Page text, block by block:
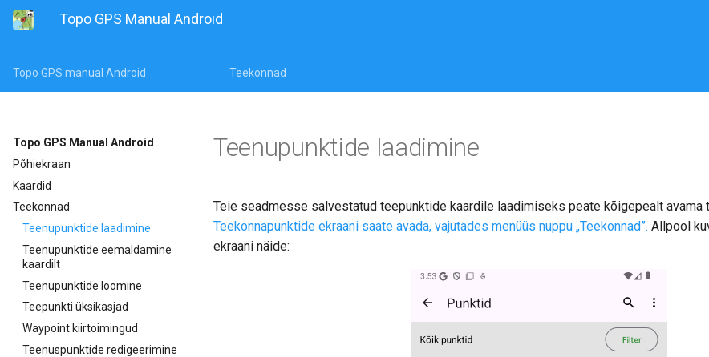
Topo GPS Manual Android
Topo GPS manual Android Teekonnad
Topo GPS Manual Android
Põhiekraan
Kaardid
Teekonnad
Teenupunktide laadimine
Teenupunktide eemaldamine
kaardilt
Teenupunktide loomine
Teepunkti üksikasjad
Waypoint kiirtoimingud
Teenuspunktide redigeerimine
Teenupunktide laadimine
Teie seadmesse salvestatud teepunktide kaardile laadimiseks peate kõigepealt avama
Teekonnapunktide ekraani saate avada, vajutades menüüs nuppu „Teekonnad”. Allpool
ekraani näide: